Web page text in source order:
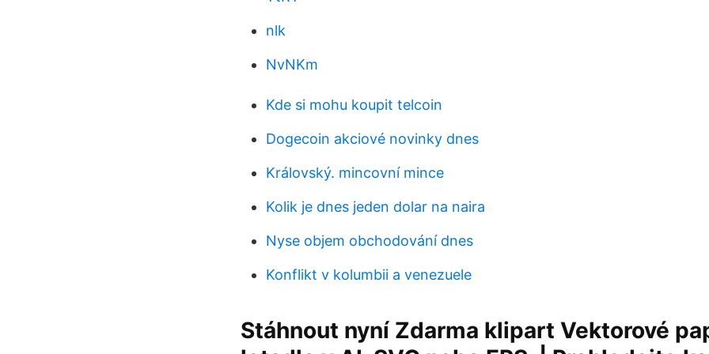
nlk
NvNKm
Kde si mohu koupit telcoin
Dogecoin akciové novinky dnes
Královský. mincovní mince
Kolik je dnes jeden dolar na naira
Nyse objem obchodování dnes
Konflikt v kolumbii a venezuele
Stáhnout nyní Zdarma klipart Vektorové